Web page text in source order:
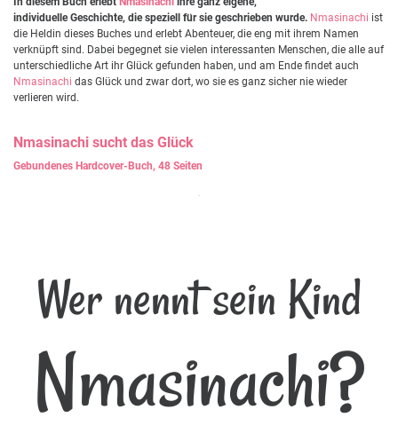
individuelle Geschichte, die speziell für sie geschrieben wurde. Nmasinachi ist
die Heldin dieses Buches und erlebt Abenteuer, die eng mit ihrem Namen
verknüpft sind. Dabei begegnet sie vielen interessanten Menschen, die alle auf
unterschiedliche Art ihr Glück gefunden haben, und am Ende findet auch
Nmasinachi das Glück und zwar dort, wo sie es ganz sicher nie wieder
verlieren wird.
Nmasinachi sucht das Glück
Gebundenes Hardcover-Buch, 48 Seiten
Wer nennt sein Kind
Nmasinachi?